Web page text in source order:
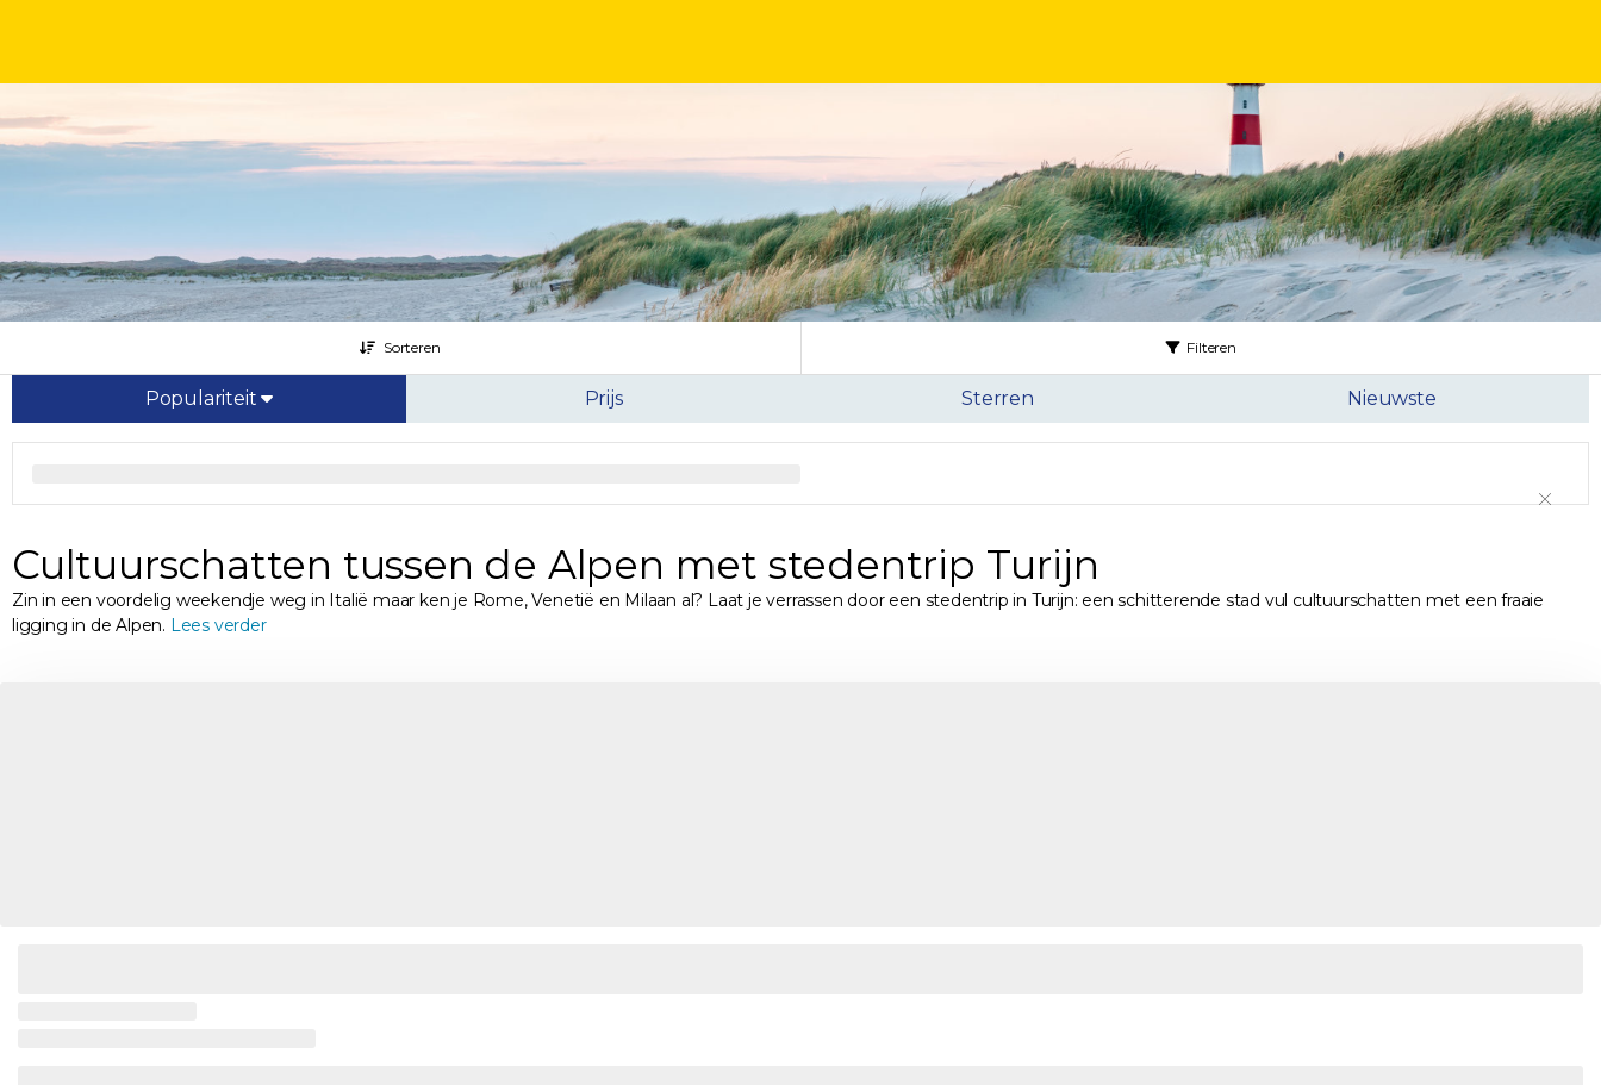
Sorteren Filteren
Populariteit Prijs Sterren Nieuwste
Cultuurschatten tussen de Alpen met stedentrip Turijn
Zin in een voordelig weekendje weg in Italië maar ken je Rome, Venetië en Milaan al? Laat je verrassen door een stedentrip in Turijn: een schitterende stad vul cultuurschatten met een fraaie
ligging in de Alpen. Lees verder